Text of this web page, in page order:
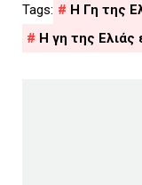
H Γη της
Η γη της Ελιάς